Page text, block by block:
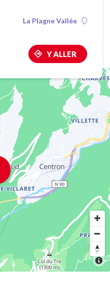
La Plagne Vallée
Y ALLER